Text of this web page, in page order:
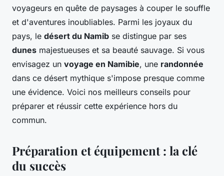
voyageurs en quête de paysages à couper le souffle
et d'aventures inoubliables. Parmi les joyaux du
pays, le désert du Namib se distingue par ses
dunes majestueuses et sa beauté sauvage. Si vous
envisagez un voyage en Namibie, une randonnée
dans ce désert mythique s'impose presque comme
une évidence. Voici nos meilleurs conseils pour
préparer et réussir cette expérience hors du
commun.
Préparation et équipement : la clé
du succès